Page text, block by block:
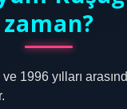
zaman?
1996 yılları